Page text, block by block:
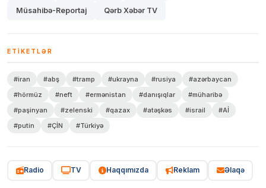
Müsahibə-Reportaj Qərb Xəbər TV
ETIKETLƏR
#iran #abş #tramp #ukrayna #rusiya
#azərbaycan
#hörmüz
#neft #ermənistan #danışıqlar
#müharibə
#paşinyan
#zelenski #qazax #atəşkəs #israil
#Aİ
#putin
#ÇİN #Türkiyə
Radio TV Haqqımızda Reklam Əlaqə